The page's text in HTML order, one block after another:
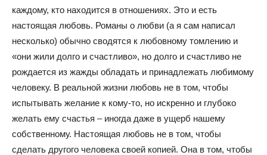
каждому, кто находится в отношениях. Это и есть
настоящая любовь. Романы о любви (а я сам написал
несколько) обычно сводятся к любовному томлению и
«они жили долго и счастливо», но долго и счастливо не
рождается из жажды обладать и принадлежать любимому
человеку. В реальной жизни любовь не в том, чтобы
испытывать желание к кому-то, но искренно и глубоко
желать ему счастья – иногда даже в ущерб нашему
собственному. Настоящая любовь не в том, чтобы
сделать другого человека своей копией. Она в том, чтобы